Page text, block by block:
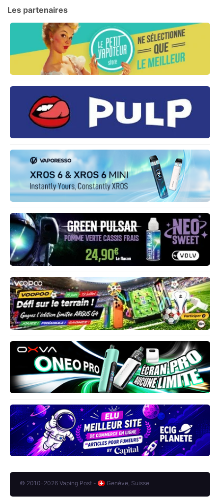
Les partenaires
© 2010-2026 Vaping Post - Genève, Suisse